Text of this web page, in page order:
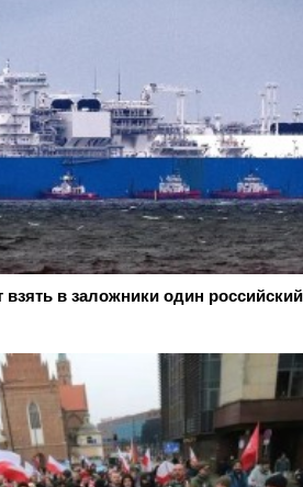
взять в заложники один российский